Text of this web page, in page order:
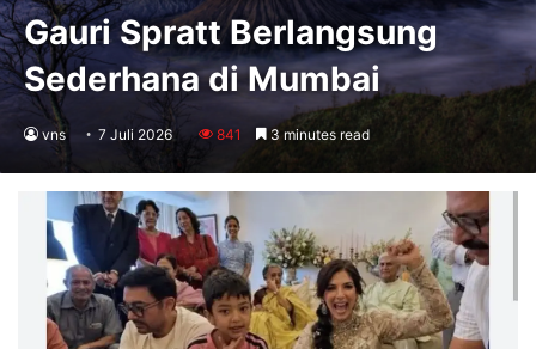
Gauri Spratt Berlangsung
Sederhana di Mumbai
vns 7 Juli 2026 841 3 minutes read